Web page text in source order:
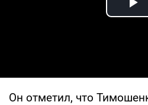
Он отметил, что